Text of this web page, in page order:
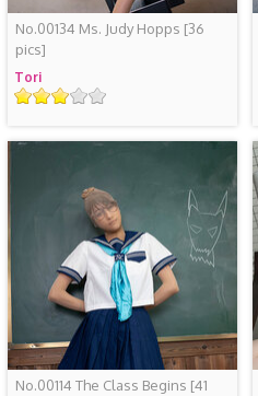
No.00134 Ms. Judy Hopps [36
pics]
Tori
评
No.00114 The Class Begins [41